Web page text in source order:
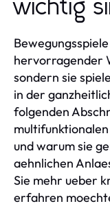
wichtig
hervorragender
sondern sie
in der
folgenden
und warum sie
aehnlichen
Sie mehr ueber
erfahren